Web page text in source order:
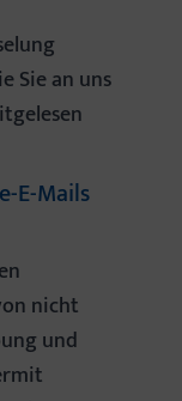
Sie an uns
E-Mails
nicht
und